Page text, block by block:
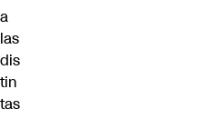
a
las
dis
tin
tas